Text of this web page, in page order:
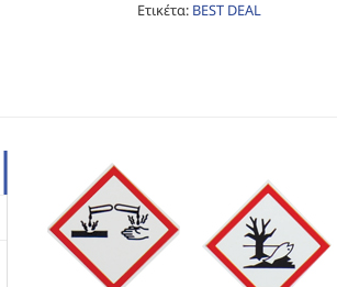
Ετικέτα: BEST DEAL